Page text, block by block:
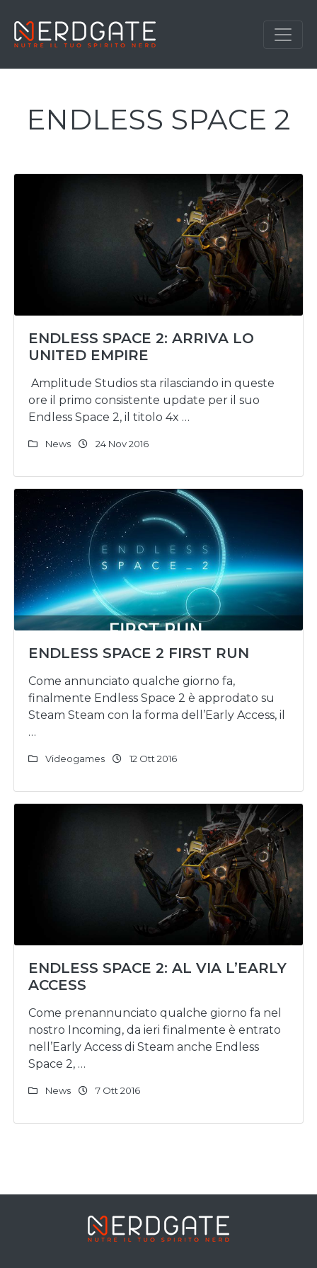
ENDLESS SPACE 2
ENDLESS SPACE 2: ARRIVA LO
UNITED EMPIRE
Amplitude Studios sta rilasciando in queste
ore il primo consistente update per il suo
Endless Space 2, il titolo 4x …
News 24 Nov 2016
ENDLESS SPACE 2 FIRST RUN
Come annunciato qualche giorno fa,
finalmente Endless Space 2 è approdato su
Steam Steam con la forma dell’Early Access, il
…
Videogames 12 Ott 2016
ENDLESS SPACE 2: AL VIA L’EARLY
ACCESS
Come prenannunciato qualche giorno fa nel
nostro Incoming, da ieri finalmente è entrato
nell’Early Access di Steam anche Endless
Space 2, …
News 7 Ott 2016